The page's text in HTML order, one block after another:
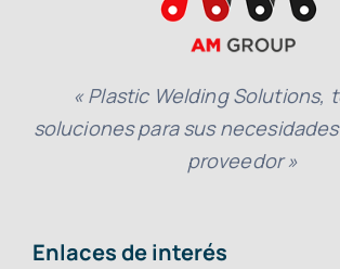
« Plastic Welding Solutions,
soluciones para sus
proveedor »
Enlaces de interés